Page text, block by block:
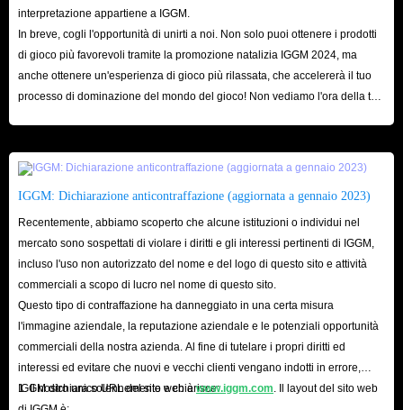
interpretazione appartiene a IGGM.
In breve, cogli l'opportunità di unirti a noi. Non solo puoi ottenere i prodotti
di gioco più favorevoli tramite la promozione natalizia IGGM 2024, ma
anche ottenere un'esperienza di gioco più rilassata, che accelererà il tuo
processo di dominazione del mondo del gioco! Non vediamo l'ora della tua
IGGM: Dichiarazione anticontraffazione (aggiornata a gennaio 2023)
Recentemente, abbiamo scoperto che alcune istituzioni o individui nel
mercato sono sospettati di violare i diritti e gli interessi pertinenti di IGGM,
incluso l'uso non autorizzato del nome e del logo di questo sito e attività
commerciali a scopo di lucro nel nome di questo sito.
Questo tipo di contraffazione ha danneggiato in una certa misura
l'immagine aziendale, la reputazione aziendale e le potenziali opportunità
commerciali della nostra azienda. Al fine di tutelare i propri diritti ed
interessi ed evitare che nuovi e vecchi clienti vengano indotti in errore,
IGGM dichiara solennemente e chiarisce:
1. Il nostro unico URL del sito web èwww.iggm.com . Il layout del sito web